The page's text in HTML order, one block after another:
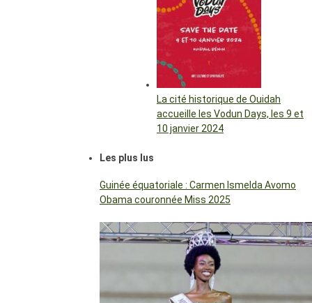
La cité historique de Ouidah
accueille les Vodun Days, les 9 et
10 janvier 2024
Les plus lus
Guinée équatoriale : Carmen Ismelda Avomo
Obama couronnée Miss 2025